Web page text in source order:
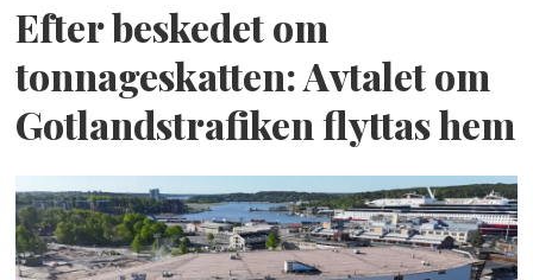
Efter beskedet om
tonnageskatten: Avtalet om
Gotlandstrafiken flyttas hem